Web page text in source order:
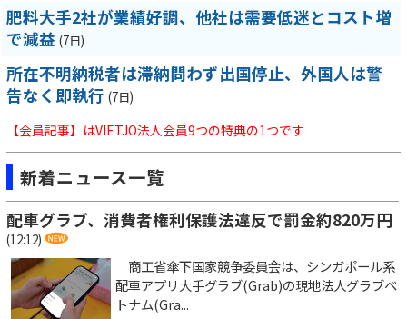
肥料大手2社が業績好調、他社は需要低迷とコスト増
で減益 (7日)
所在不明納税者は滞納問わず出国停止、外国人は警
告なく即執行 (7日)
【会員記事】はVIETJO法人会員9つの特典の1つです
新着ニュース一覧
配車グラブ、消費者権利保護法違反で罰金約820万円
(12:12)
商工省傘下国家競争委員会は、シンガポール系
配車アプリ大手グラブ(Grab)の現地法人グラブベ
トナム(Gra...